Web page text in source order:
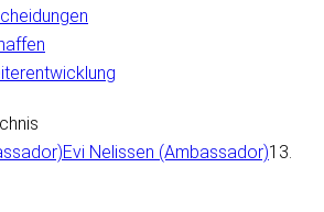
Evi Nelissen (Ambassador)13.